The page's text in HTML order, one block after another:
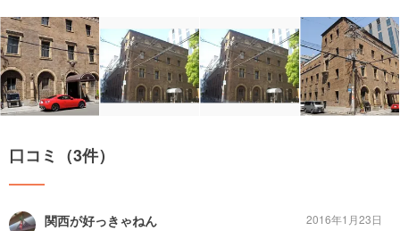
口コミ（3件）
関西が好っきゃねん
2016年1月23日